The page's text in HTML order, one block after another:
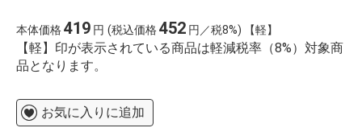
本体価格419 円 (税込価格452 円／税8%) 【軽】
【軽】印が表示されている商品は軽減税率（8%）対象商
品となります。
お気に入りに追加